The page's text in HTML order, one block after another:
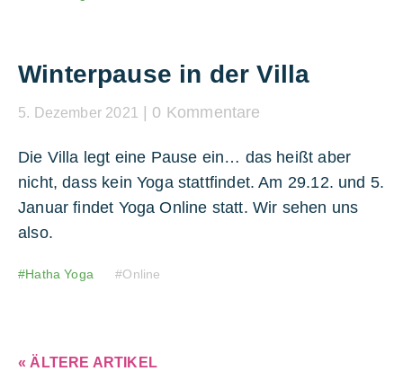
Winterpause in der Villa
5. Dezember 2021 0 Kommentare
Die Villa legt eine Pause ein… das heißt aber
nicht, dass kein Yoga stattfindet. Am 29.12. und 5.
Januar findet Yoga Online statt. Wir sehen uns
also.
Hatha Yoga Online
« ÄLTERE ARTIKEL